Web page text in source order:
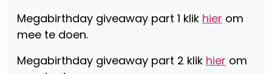
Megabirthday giveaway part 1 klik hier om
mee te doen.
Megabirthday giveaway part 2 klik hier om